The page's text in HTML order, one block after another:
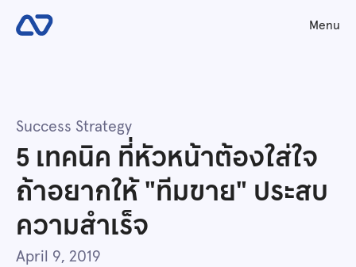
Menu
Success Strategy
5 เทคนิค ที่หัวหน้าต้องใส่ใจ
ถ้าอยากให้ "ทีมขาย" ประสบ
ความสำเร็จ
April 9, 2019